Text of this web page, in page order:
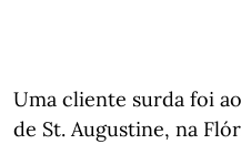
Uma cliente surda foi
de St. Augustine, na